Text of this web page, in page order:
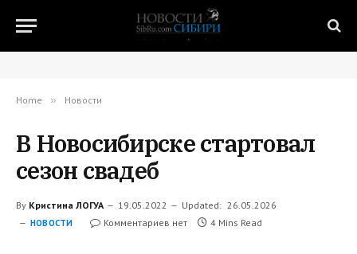
Home » Новости
В Новосибирске стартовал
сезон свадеб
By Кристина ЛОГУА 19.05.2022 Updated: 26.05.2026
НОВОСТИ Комментариев нет 4 Mins Read